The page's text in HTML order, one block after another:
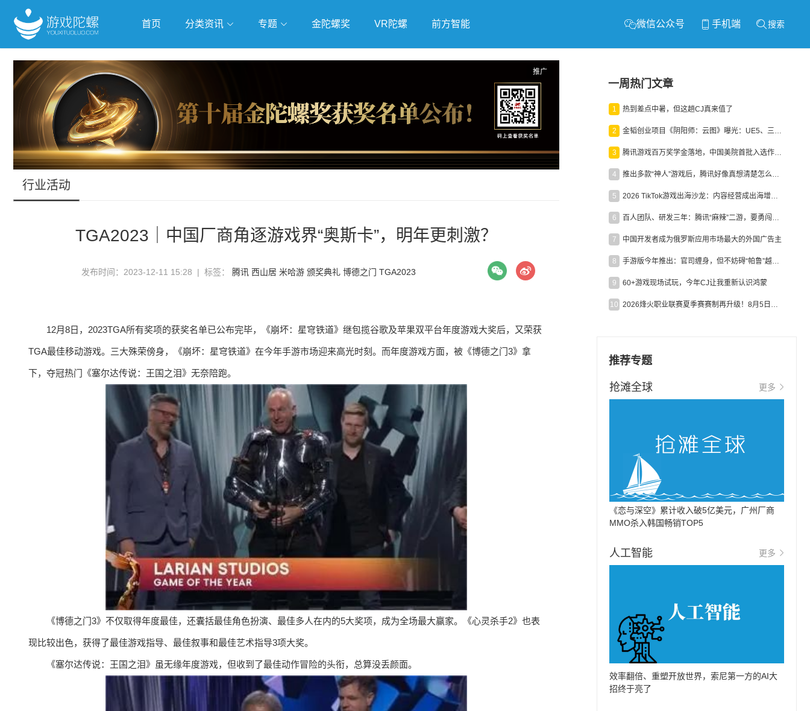
首页 分类资讯 专题
抢滩全球 人工智能 武侠游戏 独立游戏 云游戏
跨界Talk
金陀螺奖 VR陀螺 前方智能 微信公众号 手机端 搜索
推广
行业活动
TGA2023｜中国厂商角逐游戏界“奥斯卡”，明年更刺激？
发布时间：2023-12-11 15:28 | 标签： 腾讯 西山居 米哈游 颁奖典礼 博德之门 TGA2023
12月8日，2023TGA所有奖项的获奖名单已公布完毕，《崩坏：星穹铁道》继包揽谷歌及苹果双平台年度游戏大奖后，又荣获
TGA最佳移动游戏。三大殊荣傍身，《崩坏：星穹铁道》在今年手游市场迎来高光时刻。而年度游戏方面，被《博德之门3》拿
下，夺冠热门《塞尔达传说：王国之泪》无奈陪跑。
《博德之门3》不仅取得年度最佳，还囊括最佳角色扮演、最佳多人在内的5大奖项，成为全场最大赢家。《心灵杀手2》也表
现比较出色，获得了最佳游戏指导、最佳叙事和最佳艺术指导3项大奖。
《塞尔达传说：王国之泪》虽无缘年度游戏，但收到了最佳动作冒险的头衔，总算没丢颜面。
一周热门文章
1 热到差点中暑，但这趟CJ真来值了
2 金韬创业项目《阴阳师：云图》曝光：UE5、三端互通、ARPG
3 腾讯游戏百万奖学金落地，中国美院首批入选作品获业内关注
4 推出多款“神人”游戏后，腾讯好像真想清楚怎么做二次元了
5 2026 TikTok游戏出海沙龙：内容经营成出海增长新引擎
6 百人团队、研发三年：腾讯“麻辣”二游，要勇闯男性恋爱市场
7 中国开发者成为俄罗斯应用市场最大的外国广告主
8 手游版今年推出：官司缠身，但不妨碍“帕鲁”越来越火
9 60+游戏现场试玩，今年CJ让我重新认识鸿蒙
10 2026烽火职业联赛夏季赛赛制再升级！8月5日起24支战队集结开战！
推荐专题
抢滩全球 更多
《恋与深空》累计收入破5亿美元，广州厂商
MMO杀入韩国畅销TOP5
人工智能 更多
效率翻倍、重塑开放世界，索尼第一方的AI大
招终于亮了